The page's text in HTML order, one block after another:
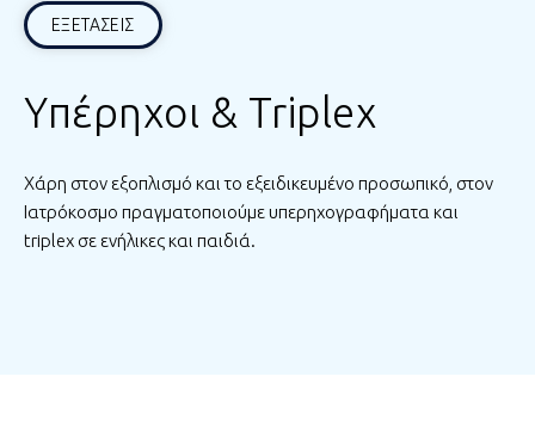
ΕΞΕΤΑΣΕΙΣ
Υπέρηχοι & Triplex
Χάρη στον εξοπλισμό και το εξειδικευμένο προσωπικό, στον
Ιατρόκοσμο πραγματοποιούμε υπερηχογραφήματα και
triplex σε ενήλικεςκαι παιδιά.